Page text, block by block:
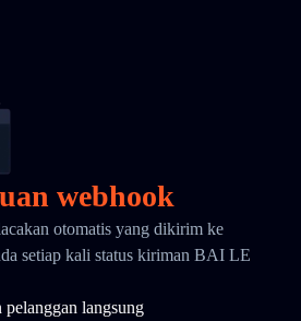
webhook
otomatis yang dikirim ke
setiap kali status kiriman BAI LE
pelanggan langsung